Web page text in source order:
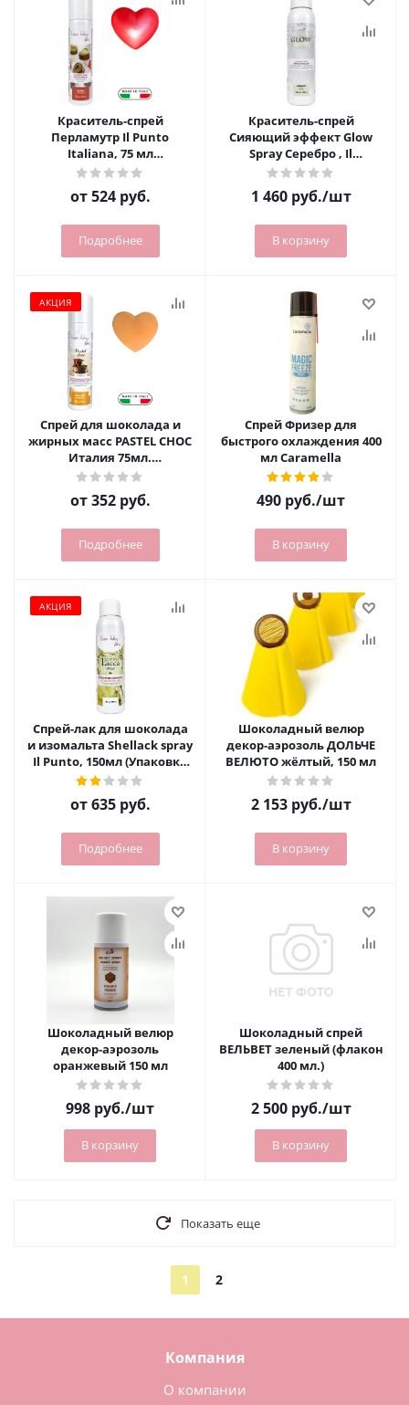
Краситель-спрей
Перламутр Il Punto
Italiana, 75 мл
(сиреневый)
от524 руб.
Подробнее
Краситель-спрей
Сияющий эффект Glow
Spray Серебро , Il
Punto,150мл
1 460руб./шт
В корзину
АКЦИЯ
Спрей для шоколада и
жирных масс PASTEL CHOC
Италия 75мл.
(оранжевый)
от352 руб.
Подробнее
Спрей Фризер для
быстрого охлаждения 400
мл Caramella
490 руб./шт
В корзину
АКЦИЯ
Спрей-лак для шоколада
и изомальта Shellack spray
Il Punto, 150мл (Упаковка
(150 мл)
от635 руб.
Подробнее
Шоколадный велюр
декор-аэрозоль ДОЛЬЧЕ
ВЕЛЮТО жёлтый, 150 мл
2 153руб./шт
В корзину
Шоколадный велюр
декор-аэрозоль
оранжевый 150 мл
998 руб./шт
В корзину
Шоколадный спрей
ВЕЛЬВЕТ зеленый (флакон
400 мл.)
2 500руб./шт
В корзину
Показать еще
1 2
Компания
О компании